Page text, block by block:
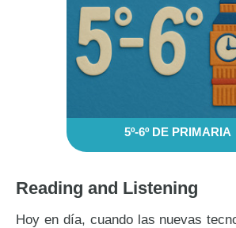
5º-6º DE PRIMARIA
Reading and Listening
Hoy en día, cuando las nuevas